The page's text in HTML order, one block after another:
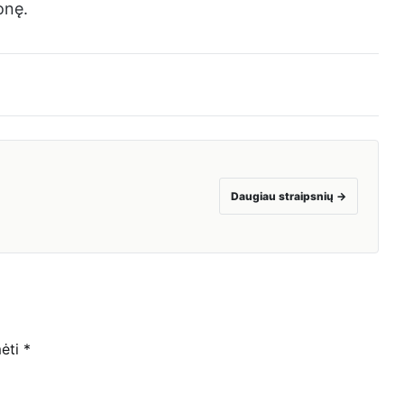
Daugiau straipsnių →
*